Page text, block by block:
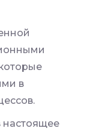
в
настоящее